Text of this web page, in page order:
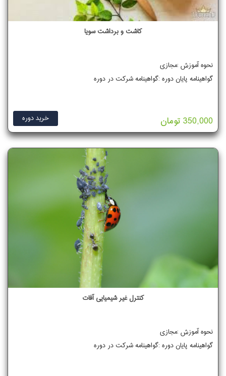
کاشت و برداشت سویا
نحوه آموزش :مجازی
گواهینامه پایان دوره :گواهینامه شرکت در دوره
خرید دوره 350,000 تومان
کنترل غیر شیمیایی آفات
نحوه آموزش :مجازی
گواهینامه پایان دوره :گواهینامه شرکت در دوره